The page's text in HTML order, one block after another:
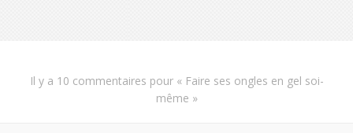
Il y a 10 commentaires pour « Faire ses ongles en gel soi-
même »